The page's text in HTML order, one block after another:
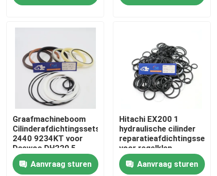
Fabrieksreis
Kwaliteitscontrole
Contacteer ons
Nieuws
Graafmachineboom
Cilinderafdichtingssets
2440 9234KT voor
Daewoo DH220 5
Aanvraag sturen
Hitachi EX200 1
hydraulische cilinder
reparatieafdichtingsset
voor regelklep
graafmachine
Aanvraag sturen